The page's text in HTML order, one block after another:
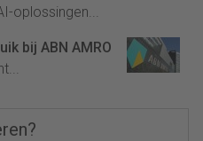
oplossingen...
bij ABN AMRO